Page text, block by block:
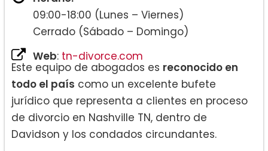
09:00-18:00 (Lunes – Viernes)
Cerrado (Sábado – Domingo)
Web: tn-divorce.com
Este equipo de abogados es reconocido en
todo el país como un excelente bufete
jurídico que representa a clientes en proceso
de divorcio en Nashville TN, dentro de
Davidson y los condados circundantes.